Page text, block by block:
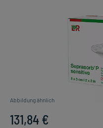
Abbildung ähnlich
131,84 €